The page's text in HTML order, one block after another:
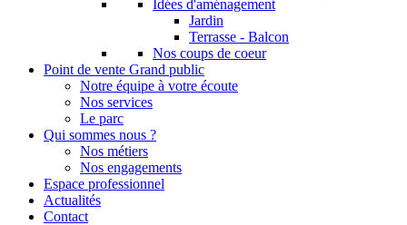
Idées d'aménagement
Jardin
Terrasse - Balcon
Nos coups de coeur
Point de vente Grand public
Notre équipe à votre écoute
Nos services
Le parc
Qui sommes nous ?
Nos métiers
Nos engagements
Espace professionnel
Actualités
Contact